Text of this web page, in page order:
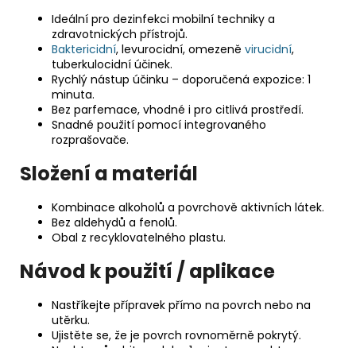
Ideální pro dezinfekci mobilní techniky a
zdravotnických přístrojů.
Baktericidní, levurocidní, omezeně virucidní,
tuberkulocidní účinek.
Rychlý nástup účinku – doporučená expozice: 1
minuta.
Bez parfemace, vhodné i pro citlivá prostředí.
Snadné použití pomocí integrovaného
rozprašovače.
Složení a materiál
Kombinace alkoholů a povrchově aktivních látek.
Bez aldehydů a fenolů.
Obal z recyklovatelného plastu.
Návod k použití / aplikace
Nastříkejte přípravek přímo na povrch nebo na
utěrku.
Ujistěte se, že je povrch rovnoměrně pokrytý.